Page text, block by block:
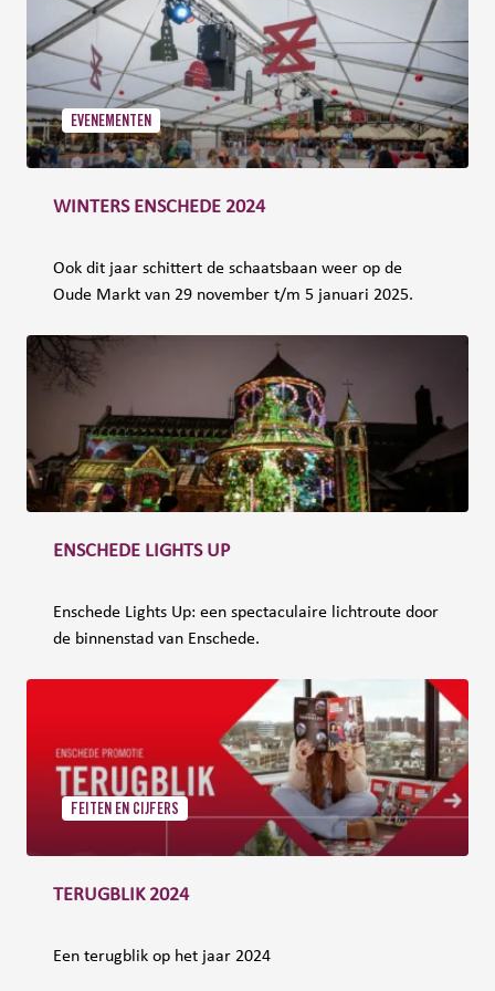
EVENEMENTEN
WINTERS ENSCHEDE 2024
Ook dit jaar schittert de schaatsbaan weer op de
Oude Markt van 29 november t/m 5 januari 2025.
ENSCHEDE LIGHTS UP
Enschede Lights Up: een spectaculaire lichtroute door
de binnenstad van Enschede.
FEITEN EN CIJFERS
TERUGBLIK 2024
Een terugblik op het jaar 2024